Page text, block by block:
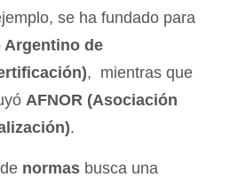
se ha fundado para
Argentino de
, mientras que
AFNOR (Asociación
.
normas busca una